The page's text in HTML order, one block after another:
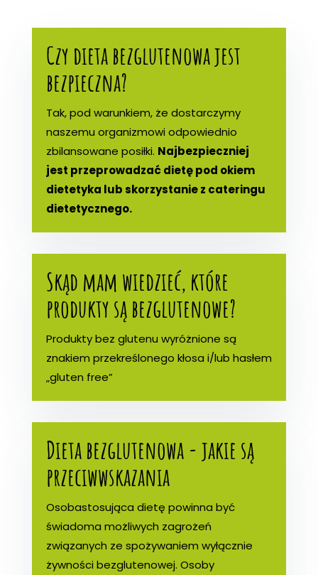
Czy dieta bezglutenowa jest
bezpieczna?
Tak, pod warunkiem, że dostarczymy
naszemu organizmowi odpowiednio
zbilansowane posiłki. Najbezpieczniej
jest przeprowadzać dietę pod okiem
dietetyka lub skorzystanie z cateringu
dietetycznego.
Skąd mam wiedzieć, które
produkty są bezglutenowe?
Produkty bez glutenu wyróżnione są
znakiem przekreślonego kłosa i/lub hasłem
„gluten free”
Dieta bezglutenowa - jakie są
przeciwwskazania
Osobastosująca dietę powinna być
świadoma możliwych zagrożeń
związanych ze spożywaniem wyłącznie
żywności bezglutenowej. Osoby